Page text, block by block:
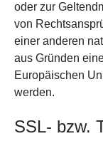
oder zur
von
einer anderen
aus Gründen
Europäischen
werden.
SSL- bzw.